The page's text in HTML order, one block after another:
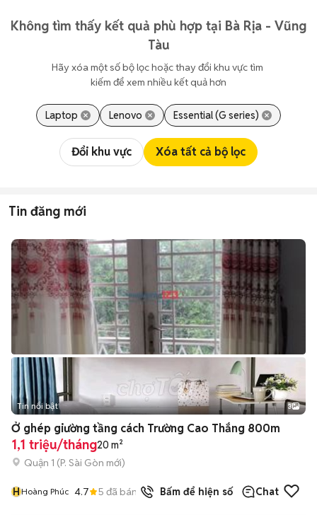
Không tìm thấy kết quả phù hợp tại Bà Rịa - Vũng
Tàu
Hãy xóa một số bộ lọc hoặc thay đổi khu vực tìm
kiếm để xem nhiều kết quả hơn
Laptop Lenovo Essential (G series)
Đổi khu vực Xóa tất cả bộ lọc
Tin đăng mới
Tin nổi bật 3
Ở ghép giường tầng cách Trường Cao Thắng 800m
1,1 triệu/tháng20 m²
Quận 1 (P. Sài Gòn mới)
HHoàng Phúc 4.7 5 đã bán Bấm để hiện số Chat